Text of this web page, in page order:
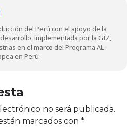
del Perú con el apoyo de la
implementada por la GIZ,
en el marco del Programa AL-
en Perú
no será publicada.
marcados con *